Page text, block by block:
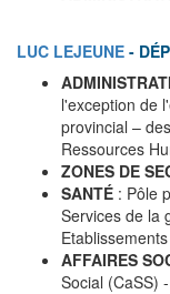
LUC LEJEUNE -
l'exception de
provincial –
Ressources
ZONES DE
SANTÉ : Pôle
Services de la
AFFAIRES
Social (CaSS)